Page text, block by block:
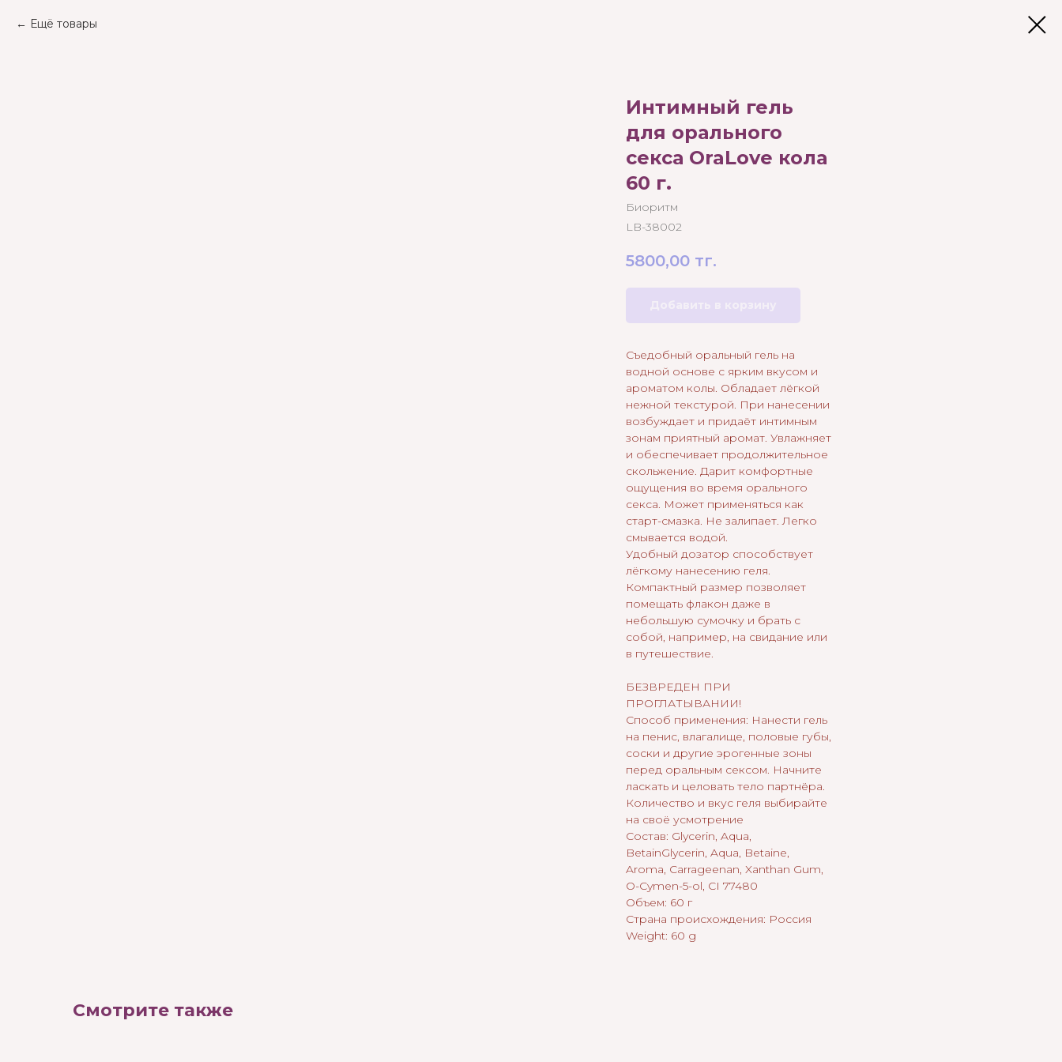
Ещё товары
Интимный гель
для орального
секса OraLove кола
60 г.
Биоритм
LB-38002
5800,00 тг.
Съедобный оральный гель на
водной основе c ярким вкусом и
ароматом колы. Обладает лёгкой
нежной текстурой. При нанесении
возбуждает и придаёт интимным
зонам приятный аромат. Увлажняет
и обеспечивает продолжительное
скольжение. Дарит комфортные
ощущения во время орального
секса. Может применяться как
старт-смазка. Не залипает. Легко
смывается водой.
Удобный дозатор способствует
лёгкому нанесению геля.
Компактный размер позволяет
помещать флакон даже в
небольшую сумочку и брать с
собой, например, на свидание или
в путешествие.
БЕЗВРЕДЕН ПРИ
ПРОГЛАТЫВАНИИ!
Способ применения: Нанести гель
на пенис, влагалище, половые губы,
соски и другие эрогенные зоны
перед оральным сексом. Начните
ласкать и целовать тело партнёра.
Количество и вкус геля выбирайте
на своё усмотрение
Состав: Glycerin, Aqua,
BetainGlycerin, Aqua, Betaine,
Aroma, Carrageenan, Xanthan Gum,
O-Cymen-5-ol, CI 77480
Объем: 60 г
Страна происхождения: Россия
Weight: 60 g
Смотрите также